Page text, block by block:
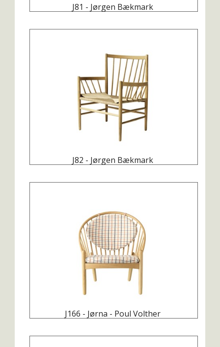
J81 - Jørgen Bækmark
J82 - Jørgen Bækmark
J166 - Jørna - Poul Volther